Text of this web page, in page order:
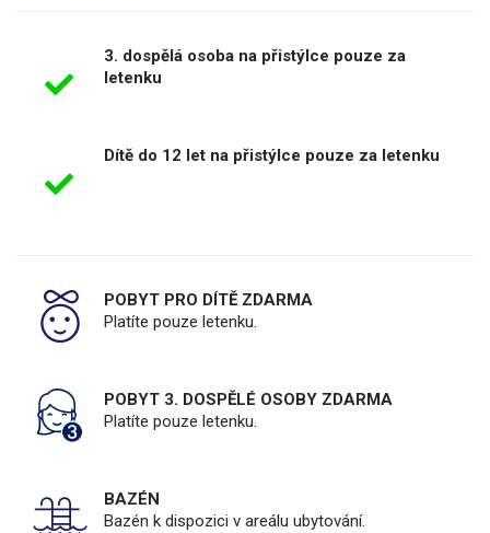
3. dospělá osoba na přistýlce pouze za
letenku
Dítě do 12 let na přistýlce pouze za letenku
POBYT PRO DÍTĚ ZDARMA
Platíte pouze letenku.
POBYT 3. DOSPĚLÉ OSOBY ZDARMA
Platíte pouze letenku.
BAZÉN
Bazén k dispozici v areálu ubytování.